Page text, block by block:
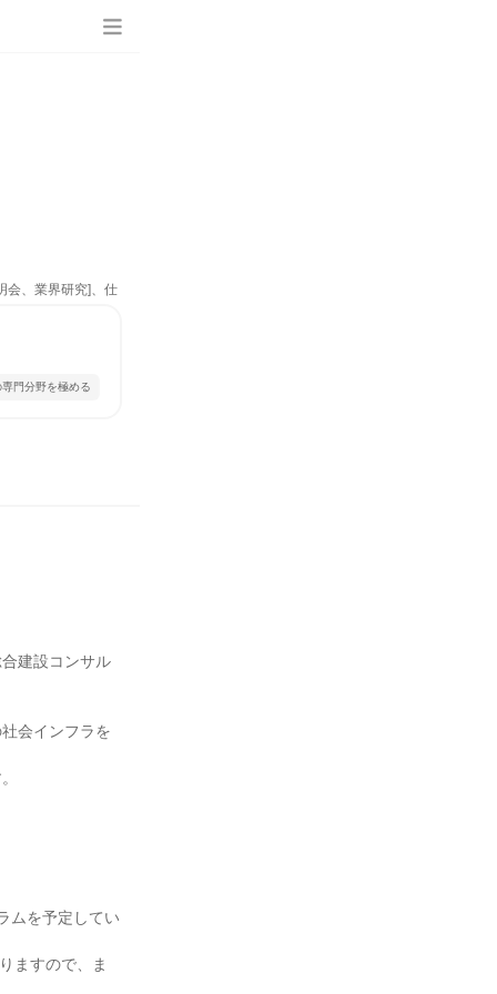
会、業界研究]、仕
門分野を極める
建設コンサル
会インフラを
ムを予定してい
ますので、ま